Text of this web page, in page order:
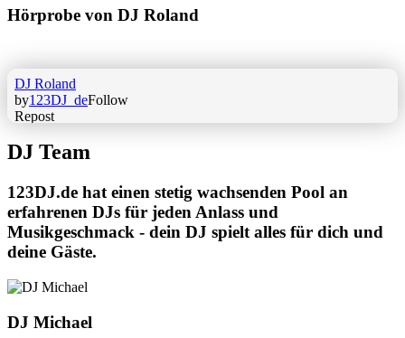
Hörprobe von DJ Roland
DJ Team
123DJ.de hat einen stetig wachsenden Pool an
erfahrenen DJs für jeden Anlass und
Musikgeschmack - dein DJ spielt alles für dich und
deine Gäste.
DJ Michael